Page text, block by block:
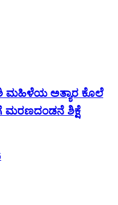
ಮಹಿಳೆಯ ಅತ್ಯಾರ ಕೊಲೆ
ಶಿಕ್ಷೆ